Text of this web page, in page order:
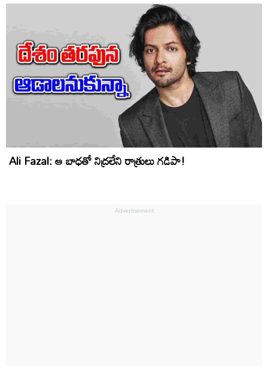
Ali Fazal: ఆ బాధతో నిద్రలేని రాత్రులు గడిపా!